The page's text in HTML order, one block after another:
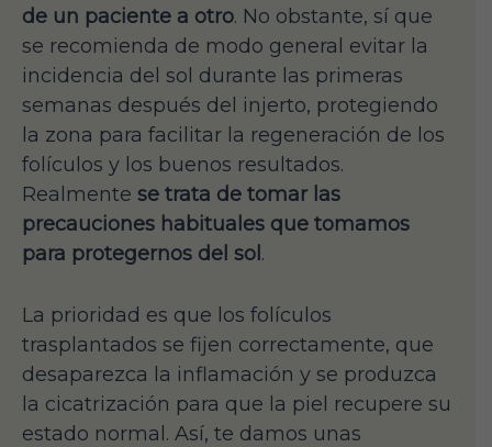
de un paciente a otro. No obstante, sí que
se recomienda de modo general evitar la
incidencia del sol durante las primeras
semanas después del injerto, protegiendo
la zona para facilitar la regeneración de los
folículos y los buenos resultados.
Realmente se trata de tomar las
precauciones habituales que tomamos
para protegernos del sol .
La prioridad es que los folículos
trasplantados se fijen correctamente, que
desaparezca la inflamación y se produzca
la cicatrización para que la piel recupere su
estado normal. Así, te damos unas